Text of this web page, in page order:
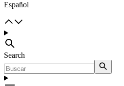
Español
Search